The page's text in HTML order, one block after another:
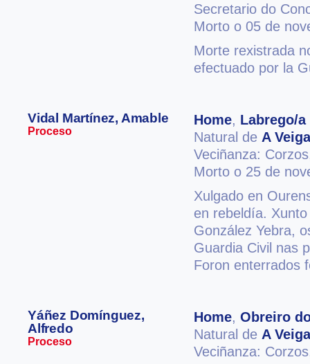
Secretario do
Morto o 05 de
Morte rexistrada
efectuado por la
Vidal Martínez, Amable
Proceso
Home, Labrego/a
Natural de A Veiga
Veciñanza:
Morto o 25 de
Xulgado en
en rebeldía.
González Yebra,
Guardia Civil nas
Foron enterrados
Yáñez Domínguez,
Alfredo
Proceso
Home, Obreiro
Natural de A Veiga
Veciñanza: